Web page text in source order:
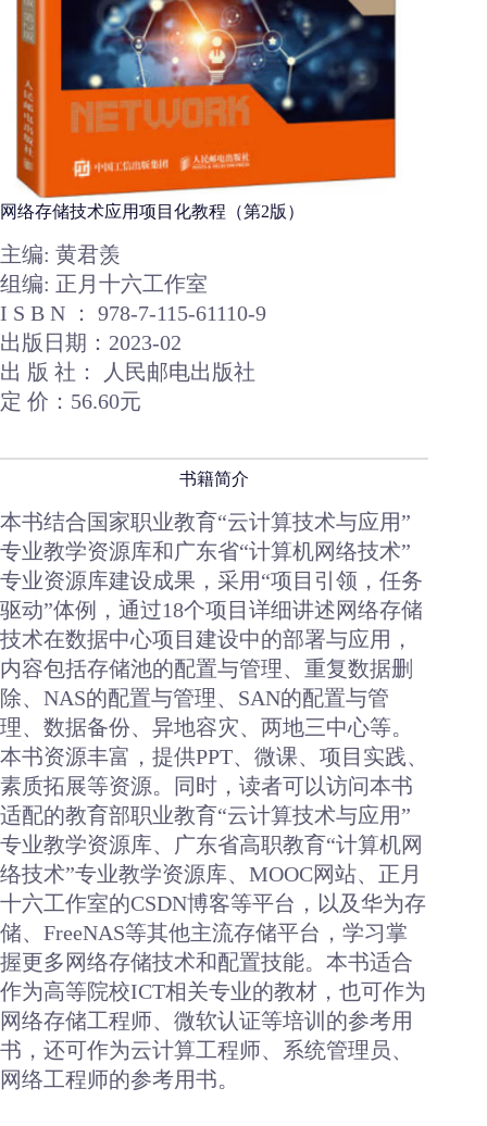
网络存储技术应用项目化教程（第2版）
主编: 黄君羡
组编: 正月十六工作室
I S B N ： 978-7-115-61110-9
出版日期：2023-02
出 版 社： 人民邮电出版社
定 价：56.60元
书籍简介
本书结合国家职业教育“云计算技术与应用”
专业教学资源库和广东省“计算机网络技术”
专业资源库建设成果，采用“项目引领，任务
驱动”体例，通过18个项目详细讲述网络存储
技术在数据中心项目建设中的部署与应用，
内容包括存储池的配置与管理、重复数据删
除、NAS的配置与管理、SAN的配置与管
理、数据备份、异地容灾、两地三中心等。
本书资源丰富，提供PPT、微课、项目实践、
素质拓展等资源。同时，读者可以访问本书
适配的教育部职业教育“云计算技术与应用”
专业教学资源库、广东省高职教育“计算机网
络技术”专业教学资源库、MOOC网站、正月
十六工作室的CSDN博客等平台，以及华为存
储、FreeNAS等其他主流存储平台，学习掌
握更多网络存储技术和配置技能。本书适合
作为高等院校ICT相关专业的教材，也可作为
网络存储工程师、微软认证等培训的参考用
书，还可作为云计算工程师、系统管理员、
网络工程师的参考用书。